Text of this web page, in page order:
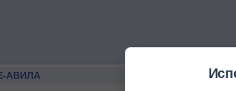
АВИЛА